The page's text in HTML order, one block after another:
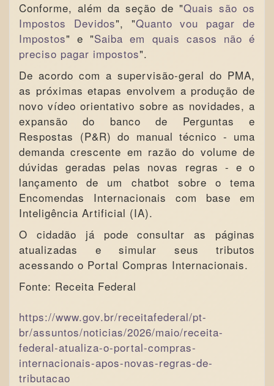
Conforme, além da seção de "Quais são os
Impostos Devidos", "Quanto vou pagar de
Impostos" e "Saiba em quais casos não é
preciso pagar impostos".
De acordo com a supervisão-geral do PMA,
as próximas etapas envolvem a produção de
novo vídeo orientativo sobre as novidades, a
expansão do banco de Perguntas e
Respostas (P&R) do manual técnico - uma
demanda crescente em razão do volume de
dúvidas geradas pelas novas regras - e o
lançamento de um chatbot sobre o tema
Encomendas Internacionais com base em
Inteligência Artificial (IA).
O cidadão já pode consultar as páginas
atualizadas e simular seus tributos
acessando o Portal Compras Internacionais.
Fonte: Receita Federal
https://www.gov.br/receitafederal/pt-
br/assuntos/noticias/2026/maio/receita-
federal-atualiza-o-portal-compras-
internacionais-apos-novas-regras-de-
tributacao